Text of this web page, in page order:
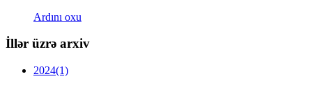
Ardını oxu
İllər üzrə arxiv
2024(1)